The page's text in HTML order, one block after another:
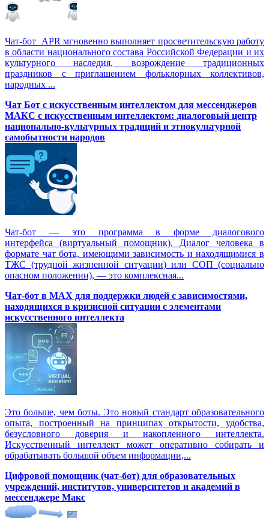
Чат-бот APR мгновенно выполняет просветительскую работу
в области национального состава Российской Федерации и их
культурного наследия, возрождение традиционных
праздников с приглашением фольклорных коллективов,
народных ...
Чат Бот с искусственным интеллектом для мессенджеров
МАКС с искусственным интеллектом: диалоговый центр
национально-культурных традиций и этнокультурной
самобытности народов
Чат-бот — это программа в форме диалогового
интерфейса (виртуальный помощник). Диалог человека в
формате чат бота, имеющими зависимость и находящимися в
ТЖС (трудной жизненной ситуации) или СОП (социально
опасном положении), — это комплексная...
Чат-бот в MAX для поддержки людей с зависимостями,
находящихся в кризисной ситуации с элементами
искусственного интеллекта
Это больше, чем боты. Это новый стандарт образовательного
опыта, построенный на принципах открытости, удобства,
безусловного доверия и накопленного интеллекта.
Искусственный интеллект может оперативно собирать и
обрабатывать большой объем информации,...
Цифровой помощник (чат-бот) для образовательных
учреждений, институтов, университетов и академий в
мессенджере Макс